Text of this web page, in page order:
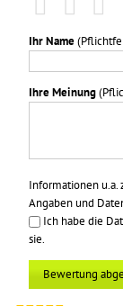
Ihr Name
Ihre Meinung
Informationen u.a.
Angaben und
Ich habe die
sie.
Bewertung